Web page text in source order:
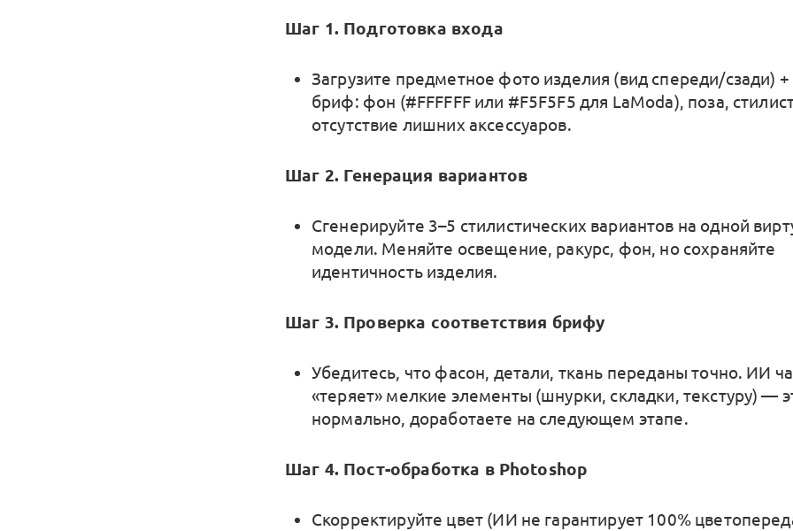
Шаг 1. Подготовка входа
Загрузите предметное фото изделия (вид спереди/сзади) +
бриф: фон (#FFFFFF или #F5F5F5 для LaModa), поза,
отсутствие лишних аксессуаров.
Шаг 2. Генерация вариантов
Сгенерируйте 3–5 стилистических вариантов на одной
модели. Меняйте освещение, ракурс, фон, но сохраняйте
идентичность изделия.
Шаг 3. Проверка соответствия брифу
Убедитесь, что фасон, детали, ткань переданы точно. ИИ
«теряет» мелкие элементы (шнурки, складки, текстуру) —
нормально, доработаете на следующем этапе.
Шаг 4. Пост-обработка в Photoshop
Скорректируйте цвет (ИИ не гарантирует 100%